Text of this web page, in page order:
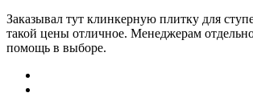
Заказывал тут клинкерную плитку для
такой цены отличное. Менеджерам
помощь в выборе.